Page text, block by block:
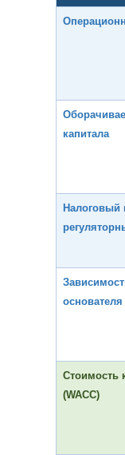
капитала
Налоговый
основателя
Стоимость
(WACC)